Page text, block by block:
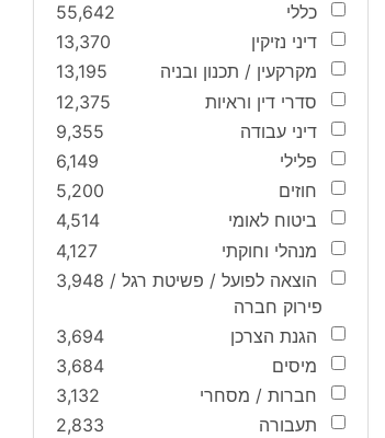
כללי
55,642
דיני נזיקין
13,370
מקרקעין / תכנון ובניה
13,195
סדרי דין וראיות
12,375
דיני עבודה
9,355
פלילי
6,149
חוזים
5,200
ביטוח לאומי
4,514
מנהלי וחוקתי
4,127
הוצאה לפועל / פשיטת רגל /
פירוק חברה
3,948
הגנת הצרכן
3,694
מיסים
3,684
חברות / מסחרי
3,132
תעבורה
2,833